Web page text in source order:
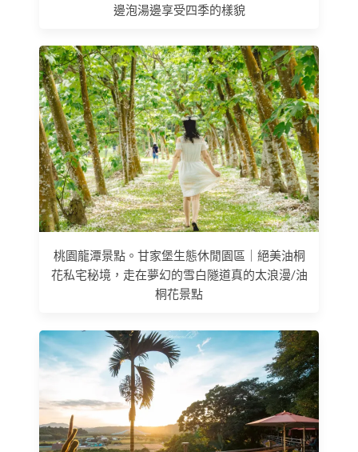
邊泡湯邊享受四季的樣貌
桃園龍潭景點。甘家堡生態休閒園區｜絕美油桐
花私宅秘境，走在夢幻的雪白隧道真的太浪漫/油
桐花景點